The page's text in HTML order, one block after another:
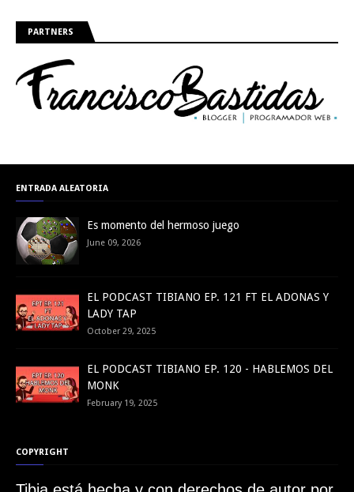
PARTNERS
ENTRADA ALEATORIA
Es momento del hermoso juego
June 09, 2026
EL PODCAST TIBIANO EP. 121 FT EL ADONAS Y
LADY TAP
October 29, 2025
EL PODCAST TIBIANO EP. 120 - HABLEMOS DEL
MONK
February 19, 2025
COPYRIGHT